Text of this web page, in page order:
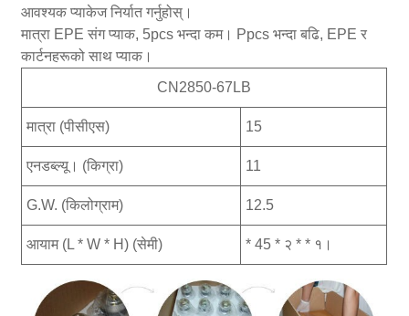
आवश्यक प्याकेज निर्यात गर्नुहोस्।
मात्रा EPE संग प्याक, 5pcs भन्दा कम। Ppcs भन्दा बढि, EPE र
कार्टनहरूको साथ प्याक।
CN2850-67LB
मात्रा (पीसीएस) 15
एनडब्ल्यू। (किग्रा) 11
G.W. (किलोग्राम) 12.5
आयाम (L * W * H) (सेमी) * 45 * २ * * १।